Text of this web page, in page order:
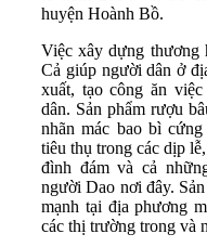
huyện Hoành Bồ.
Việc xây dựng thương
Cả giúp người dân ở
xuất, tạo công ăn
dân. Sản phẩm rượu
nhãn mác bao bì
tiêu thụ trong các dịp
đình đám và cả
người Dao nơi đây.
mạnh tại địa phương
các thị trường trong và